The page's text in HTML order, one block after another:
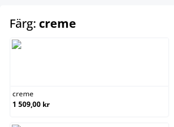
Färg: creme
creme
1 509,00 kr